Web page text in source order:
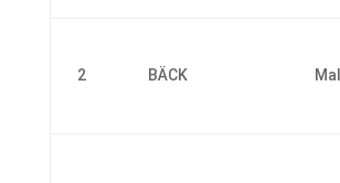
2 BÄCK